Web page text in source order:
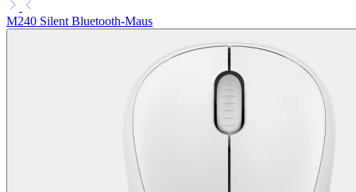
M240 Silent Bluetooth-Maus